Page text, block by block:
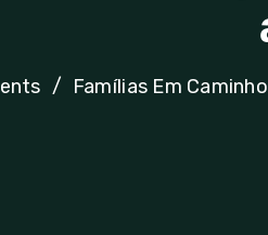
Famílias Em